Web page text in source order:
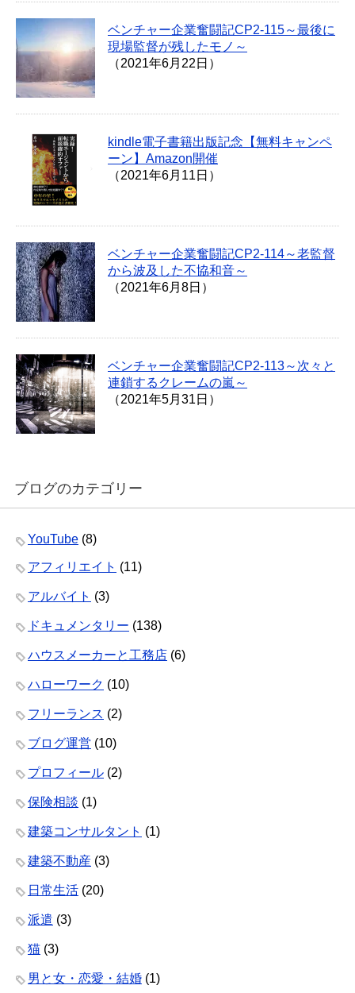
ベンチャー企業奮闘記CP2-115～最後に
現場監督が残したモノ～
（2021年6月22日）
kindle電子書籍出版記念【無料キャンペ
ーン】Amazon開催
（2021年6月11日）
ベンチャー企業奮闘記CP2-114～老監督
から波及した不協和音～
（2021年6月8日）
ベンチャー企業奮闘記CP2-113～次々と
連鎖するクレームの嵐～
（2021年5月31日）
ブログのカテゴリー
YouTube (8)
アフィリエイト (11)
アルバイト (3)
ドキュメンタリー (138)
ハウスメーカーと工務店 (6)
ハローワーク (10)
フリーランス (2)
ブログ運営 (10)
プロフィール (2)
保険相談 (1)
建築コンサルタント (1)
建築不動産 (3)
日常生活 (20)
派遣 (3)
猫 (3)
男と女・恋愛・結婚 (1)